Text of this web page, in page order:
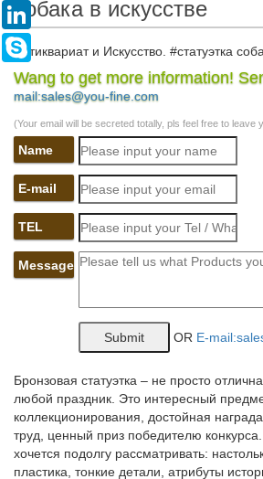
собака в искусстве
Антиквариат и Искусство. #статуэтка
собака
Все разделы Антиквариат и Искусство
Антикварная мебель Античность
антикварныеУвеличь продажи –
строки. ↑. Обычные ↓. большая
ФАРФОР НОВАЯ КЛЕЙМО.
Сувениры из стекла » СОБАКИ – ПОРОДЫ
Оптовый интернет-магазин подарков и
художественного стекла ручной
собственное производство сувениров,
Фигурки собак – Стеклянные фигурки
Вот тут мы собрали стеклянные фигурки
и песиков, разных пород и разных
являются одними из самых покупаемых
фигурок.
Собаки из бронзы
Wang to get more information!
mail:sales@you-fine.com
(Your email will be secreted totally, pls feel free to leave
Name
E-mail
TEL
Message
OR E-
Бронзовая статуэтка – не просто
любой праздник. Это интересный
коллекционирования, достойная
труд, ценный приз победителю
хочется подолгу рассматривать:
пластика, тонкие детали, атрибуты
LinkedIn